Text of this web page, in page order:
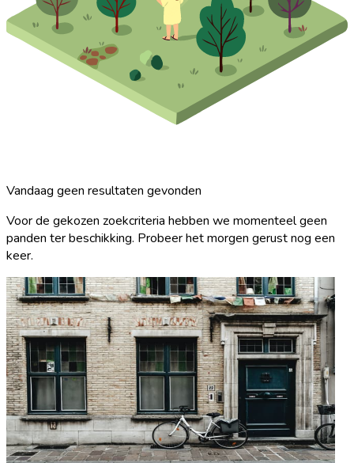
Vandaag geen resultaten gevonden
Voor de gekozen zoekcriteria hebben we momenteel geen
panden ter beschikking. Probeer het morgen gerust nog een
keer.